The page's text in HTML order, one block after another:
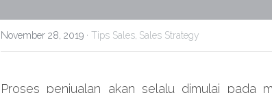
November 28, 2019 · Tips Sales, Sales Strategy
Proses penjualan akan selalu dimulai pada